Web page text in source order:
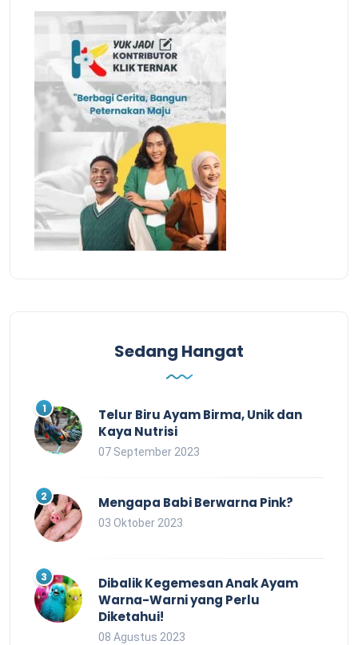
Sedang Hangat
Telur Biru Ayam Birma, Unik dan
Kaya Nutrisi
07 September 2023
Mengapa Babi Berwarna Pink?
03 Oktober 2023
Dibalik Kegemesan Anak Ayam
Warna-Warni yang Perlu
Diketahui!
08 Agustus 2023